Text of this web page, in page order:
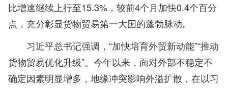
比增速继续上行至15.3%，较前4个月加快0.4个百分
点，充分彰显货物贸易第一大国的蓬勃脉动。
习近平总书记强调，“加快培育外贸新动能”“推动
货物贸易优化升级”。今年以来，面对外部不稳定不
确定因素明显增多，地缘冲突影响外溢扩散，在以习